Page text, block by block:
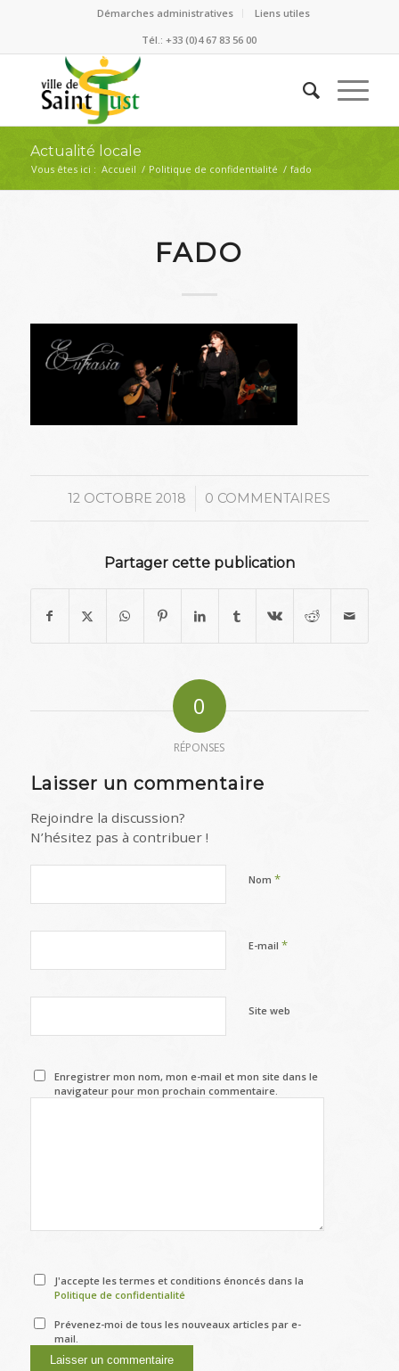
Démarches administratives
Liens utiles
Tél.: +33 (0)4 67 83 56 00
Actualité locale
Vous êtes ici : Accueil / Politique de confidentialité / fado
FADO
12 OCTOBRE 2018
/ 0 COMMENTAIRES
Partager cette publication
0
RÉPONSES
Laisser un commentaire
Rejoindre la discussion?
N’hésitez pas à contribuer !
Nom *
E-mail *
Site web
Enregistrer mon nom, mon e-mail et mon site dans le
navigateur pour mon prochain commentaire.
J'accepte les termes et conditions énoncés dans la
Politique de confidentialité
Prévenez-moi de tous les nouveaux articles par e-
mail.